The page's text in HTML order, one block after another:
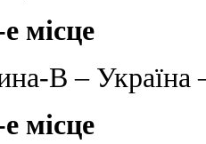
місце
В – Україна
місце